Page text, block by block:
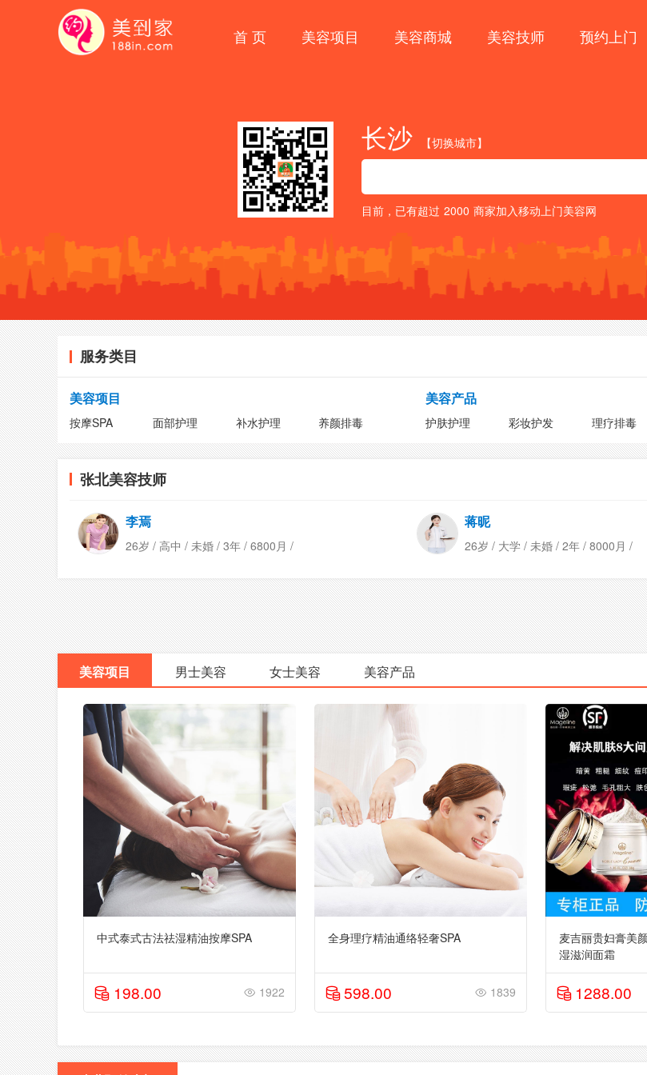
首 页 美容项目 美容商城 美容技师 预约上门
长沙 【切换城市】
目前，已有超过 2000 商家加入移动上门美容网
服务类目
美容项目
按摩SPA 面部护理 补水护理 养颜排毒
美容产品
护肤护理 彩妆护发 理疗排毒
张北美容技师
李焉
26岁 / 高中 / 未婚 / 3年 / 6800月 /
蒋昵
26岁 / 大学 / 未婚 / 2年 / 8000月 /
美容项目 男士美容 女士美容 美容产品
中式泰式古法祛湿精油按摩SPA
198.00 1922
全身理疗精油通络轻奢SPA
598.00 1839
麦吉丽贵妇膏美
湿滋润面霜
1288.00